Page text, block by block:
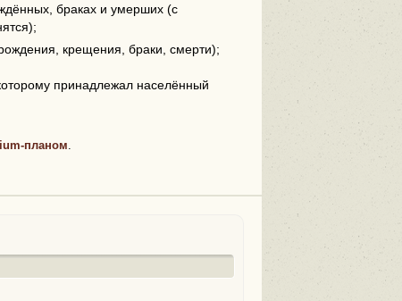
браках и умерших (с
крещения, браки, смерти);
принадлежал населённый
планом.